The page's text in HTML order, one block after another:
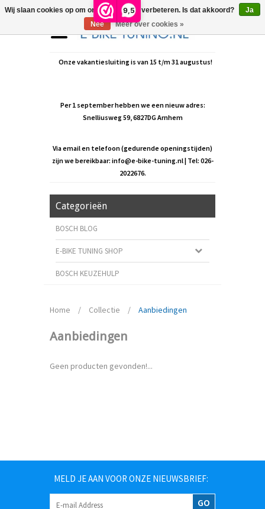
9,5
Onze vakantiesluiting is van 15 t/m 31 augustus!
Per 1 september hebben we een nieuw adres:
Snelliusweg 59, 6827DG Arnhem
Via email en telefoon (gedurende openingstijden)
zijn we bereikbaar: info@e-bike-tuning.nl| Tel: 026-
2022676.
Categorieën
BOSCH BLOG
E-BIKE TUNING SHOP
BOSCH KEUZEHULP
Home / Collectie / Aanbiedingen
Aanbiedingen
Geen producten gevonden!...
MELD JE AAN VOOR ONZE NIEUWSBRIEF:
GO
Wij slaan cookies op om onze website te verbeteren. Is dat akkoord?
Ja
Nee
Meer over cookies »